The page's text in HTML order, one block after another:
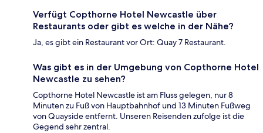
Verfügt Copthorne Hotel Newcastle über
Restaurants oder gibt es welche in der Nähe?
Ja, es gibt ein Restaurant vor Ort: Quay 7 Restaurant.
Was gibt es in der Umgebung von Copthorne Hotel
Newcastle zu sehen?
Copthorne Hotel Newcastle ist am Fluss gelegen, nur 8
Minuten zu Fuß von Hauptbahnhof und 13 Minuten Fußweg
von Quayside entfernt. Unseren Reisenden zufolge ist die
Gegend sehr zentral.